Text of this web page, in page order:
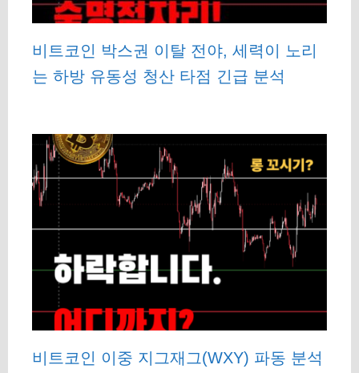
비트코인 박스권 이탈 전야, 세력이 노리
는 하방 유동성 청산 타점 긴급 분석
비트코인 이중 지그재그(WXY) 파동 분석